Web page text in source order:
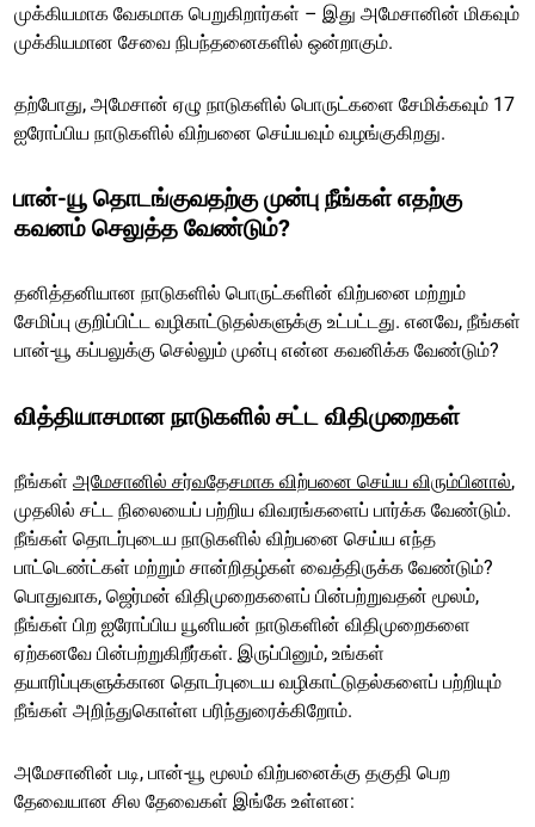
முக்கியமாக வேகமாக பெறுகிறார்கள் – இது அமேசானின் மிகவும்
முக்கியமான சேவை நிபந்தனைகளில் ஒன்றாகும்.
தற்போது, அமேசான் ஏழு நாடுகளில் பொருட்களை சேமிக்கவும் 17
ஐரோப்பிய நாடுகளில் விற்பனை செய்யவும் வழங்குகிறது.
பான்-யூ தொடங்குவதற்கு முன்பு நீங்கள் எதற்கு
கவனம் செலுத்த வேண்டும்?
தனித்தனியான நாடுகளில் பொருட்களின் விற்பனை மற்றும்
சேமிப்பு குறிப்பிட்ட வழிகாட்டுதல்களுக்கு உட்பட்டது. எனவே, நீங்கள்
பான்-யூ கப்பலுக்கு செல்லும் முன்பு என்ன கவனிக்க வேண்டும்?
வித்தியாசமான நாடுகளில் சட்ட விதிமுறைகள்
நீங்கள் அமேசானில் சர்வதேசமாக விற்பனை செய்ய விரும்பினால்,
முதலில் சட்ட நிலையைப் பற்றிய விவரங்களைப் பார்க்க வேண்டும்.
நீங்கள் தொடர்புடைய நாடுகளில் விற்பனை செய்ய எந்த
பாட்டெண்ட்கள் மற்றும் சான்றிதழ்கள் வைத்திருக்க வேண்டும்?
பொதுவாக, ஜெர்மன் விதிமுறைகளைப் பின்பற்றுவதன் மூலம்,
நீங்கள் பிற ஐரோப்பிய யூனியன் நாடுகளின் விதிமுறைகளை
ஏற்கனவே பின்பற்றுகிறீர்கள். இருப்பினும், உங்கள்
தயாரிப்புகளுக்கான தொடர்புடைய வழிகாட்டுதல்களைப் பற்றியும்
நீங்கள் அறிந்துகொள்ள பரிந்துரைக்கிறோம்.
அமேசானின் படி, பான்-யூ மூலம் விற்பனைக்கு தகுதி பெற
தேவையான சில தேவைகள் இங்கே உள்ளன: